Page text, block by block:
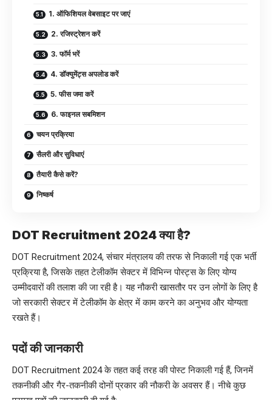
1. ऑफिशियल वेबसाइट पर जाएं
2. रजिस्ट्रेशन करें
3. फॉर्म भरें
4. डॉक्युमेंट्स अपलोड करें
5. फीस जमा करें
6. फाइनल सबमिशन
चयन प्रक्रिया
सैलरी और सुविधाएं
तैयारी कैसे करें?
निष्कर्ष
DOT Recruitment 2024 क्या है?
DOT Recruitment 2024, संचार मंत्रालय की तरफ से निकाली गई एक भर्ती
प्रक्रिया है, जिसके तहत टेलीकॉम सेक्टर में विभिन्न पोस्ट्स के लिए योग्य
उम्मीदवारों की तलाश की जा रही है। यह नौकरी खासतौर पर उन लोगों के लिए है
जो सरकारी सेक्टर में टेलीकॉम के क्षेत्र में काम करने का अनुभव और योग्यता
रखते हैं।
पदों की जानकारी
DOT Recruitment 2024 के तहत कई तरह की पोस्ट निकाली गई हैं, जिनमें
तकनीकी और गैर-तकनीकी दोनों प्रकार की नौकरी के अवसर हैं। नीचे कुछ